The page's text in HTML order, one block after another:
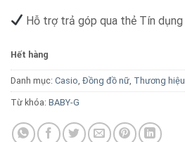
Hỗ trợ trả góp qua thẻ Tín dụng
Hết hàng
Danh mục: Casio, Đồng đồ nữ, Thương hiệu
Từ khóa: BABY-G